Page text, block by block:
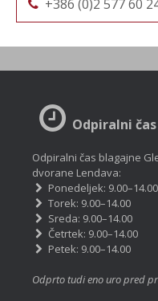
+386 (0)2 577 60
Odpiralni čas
Odpiralni čas blagajne
dvorane Lendava:
Ponedeljek: 9.00–14.00
Torek: 9.00–14.00
Sreda: 9.00–14.00
Četrtek: 9.00–14.00
Petek: 9.00–14.00
Odprto tudi eno uro pred